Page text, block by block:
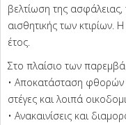
βελτίωση της ασφάλειας,
αισθητικής των κτιρίων.
έτος.
Στο πλαίσιο των
• Αποκατάσταση φθορών
στέγες και λοιπά
• Ανακαινίσεις και